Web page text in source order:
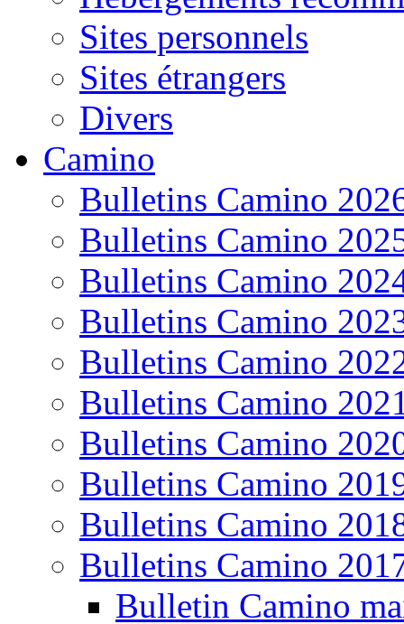
Sites personnels
Sites étrangers
Divers
Camino
Bulletins Camino
Bulletins Camino
Bulletins Camino
Bulletins Camino
Bulletins Camino
Bulletins Camino
Bulletins Camino
Bulletins Camino
Bulletins Camino
Bulletins Camino
Bulletin Camino